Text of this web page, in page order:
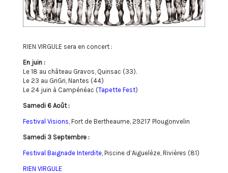
RIEN VIRGULE sera en concert :
En juin :
Le 18 au château Gravos, Quinsac (33).
Le 23 au GriGri, Nantes (44)
Le 24 juin à Campénéac (Tapette Fest)
Samedi 6 Août :
Festival Visions , Fort de Bertheaume, 29217 Plougonvelin
Samedi 3 Septembre :
Festival Baignade Interdite, Piscine d’Aiguelèze, Rivières (81)
RIEN VIRGULE